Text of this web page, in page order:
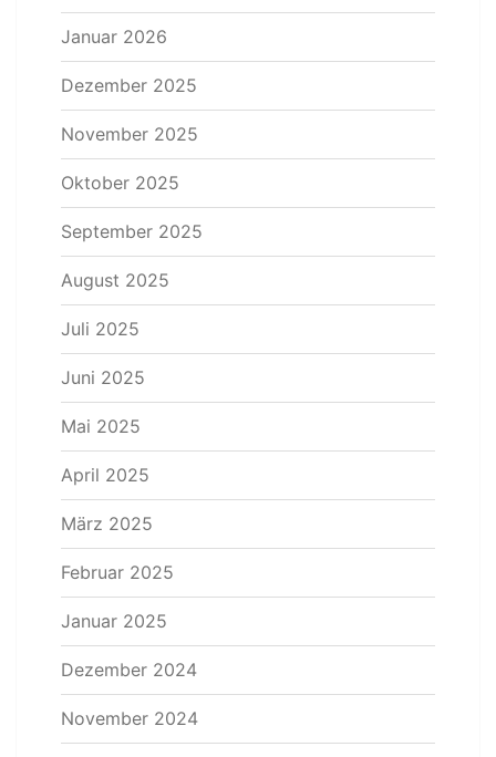
Januar 2026
Dezember 2025
November 2025
Oktober 2025
September 2025
August 2025
Juli 2025
Juni 2025
Mai 2025
April 2025
März 2025
Februar 2025
Januar 2025
Dezember 2024
November 2024